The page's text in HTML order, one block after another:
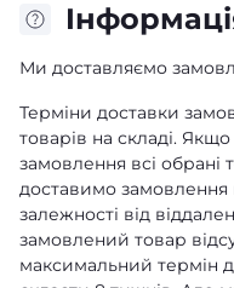
Ми доставляємо
Терміни доставки
товарів на складі.
замовлення всі обрані
доставимо замовлення
залежності від
замовлений товар
максимальний термін